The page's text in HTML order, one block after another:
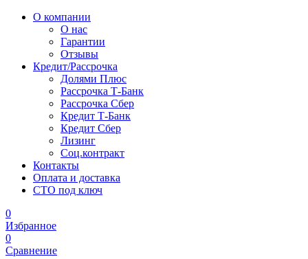
О компании
О нас
Гарантии
Отзывы
Кредит/Рассрочка
Долями Плюс
Рассрочка Т-Банк
Рассрочка Сбер
Кредит Т-Банк
Кредит Сбер
Лизинг
Соц.контракт
Контакты
Оплата и доставка
СТО под ключ
0
Избранное
0
Сравнение